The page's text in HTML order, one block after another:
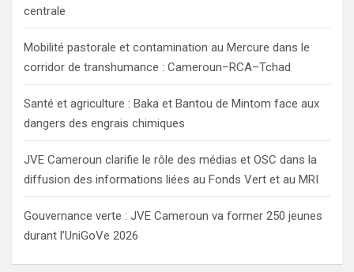
centrale
Mobilité pastorale et contamination au Mercure dans le
corridor de transhumance : Cameroun–RCA–Tchad
Santé et agriculture : Baka et Bantou de Mintom face aux
dangers des engrais chimiques
JVE Cameroun clarifie le rôle des médias et OSC dans la
diffusion des informations liées au Fonds Vert et au MRI
Gouvernance verte : JVE Cameroun va former 250 jeunes
durant l’UniGoVe 2026